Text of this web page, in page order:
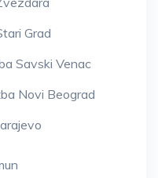
Grad
Savski Venac
Novi Beograd